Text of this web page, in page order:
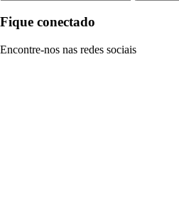
Fique conectado
Encontre-nos nas redes sociais